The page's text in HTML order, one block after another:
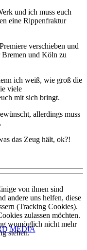
und ich muss euch
eine Rippenfraktur
verschieben und
Bremen und Köln zu
ich weiß, wie groß die
viele
mit sich bringt.
allerdings muss
das Zeug hält, ok?!
MEDIA
von ihnen sind
andere uns helfen, diese
(Tracking Cookies).
zulassen möchten.
womöglich nicht mehr
stehen.